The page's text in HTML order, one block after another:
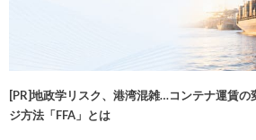
[PR]地政学リスク、港湾混雑…コンテナ運賃の
ジ方法「FFA」とは